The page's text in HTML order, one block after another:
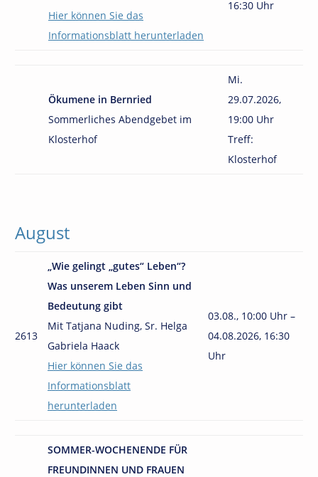
Hier können Sie das
Informationsblatt herunterladen
16:30 Uhr
Ökumene in Bernried
Sommerliches Abendgebet im
Klosterhof
Mi.
29.07.2026,
19:00 Uhr
Treff:
Klosterhof
August
2613
„Wie gelingt „gutes“ Leben“?
Was unserem Leben Sinn und
Bedeutung gibt
Mit Tatjana Nuding, Sr. Helga
Gabriela Haack
Hier können Sie das
Informationsblatt
herunterladen
03.08., 10:00 Uhr –
04.08.2026, 16:30
Uhr
SOMMER-WOCHENENDE FÜR
FREUNDINNEN UND FRAUEN